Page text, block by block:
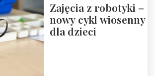
Zajęcia z robotyki –
nowy cykl wiosenny
dla dzieci